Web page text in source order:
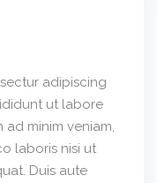
adipiscing
ut labore
minim veniam,
laboris nisi ut
Duis aute